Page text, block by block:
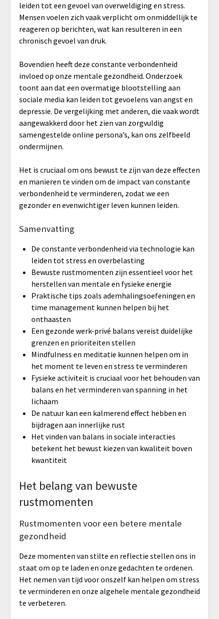
leiden tot een gevoel van overweldiging en stress.
Mensen voelen zich vaak verplicht om onmiddellijk te
reageren op berichten, wat kan resulteren in een
chronisch gevoel van druk.
Bovendien heeft deze constante verbondenheid
invloed op onze mentale gezondheid. Onderzoek
toont aan dat een overmatige blootstelling aan
sociale media kan leiden tot gevoelens van angst en
depressie. De vergelijking met anderen, die vaak wordt
aangewakkerd door het zien van zorgvuldig
samengestelde online persona’s, kan ons zelfbeeld
ondermijnen.
Het is cruciaal om ons bewust te zijn van deze effecten
en manieren te vinden om de impact van constante
verbondenheid te verminderen, zodat we een
gezonder en evenwichtiger leven kunnen leiden.
Samenvatting
De constante verbondenheid via technologie kan
leiden tot stress en overbelasting
Bewuste rustmomenten zijn essentieel voor het
herstellen van mentale en fysieke energie
Praktische tips zoals ademhalingsoefeningen en
time management kunnen helpen bij het
onthaasten
Een gezonde werk-privé balans vereist duidelijke
grenzen en prioriteiten stellen
Mindfulness en meditatie kunnen helpen om in
het moment te leven en stress te verminderen
Fysieke activiteit is cruciaal voor het behouden van
balans en het verminderen van spanning in het
lichaam
De natuur kan een kalmerend effect hebben en
bijdragen aan innerlijke rust
Het vinden van balans in sociale interacties
betekent het bewust kiezen van kwaliteit boven
kwantiteit
Het belang van bewuste
rustmomenten
Rustmomenten voor een betere mentale
gezondheid
Deze momenten van stilte en reflectie stellen ons in
staat om op te laden en onze gedachten te ordenen.
Het nemen van tijd voor onszelf kan helpen om stress
te verminderen en onze algehele mentale gezondheid
te verbeteren.